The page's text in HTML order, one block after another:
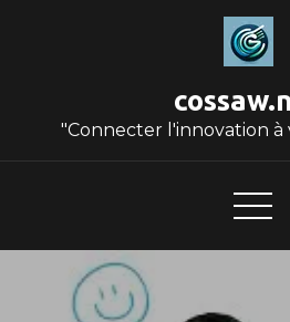
"Connecter l'innovation